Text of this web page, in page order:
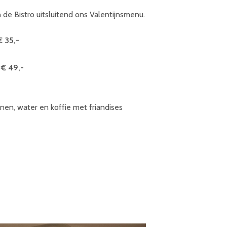
Bistro uitsluitend ons Valentijnsmenu.
35,-
€ 49,-
water en koffie met friandises